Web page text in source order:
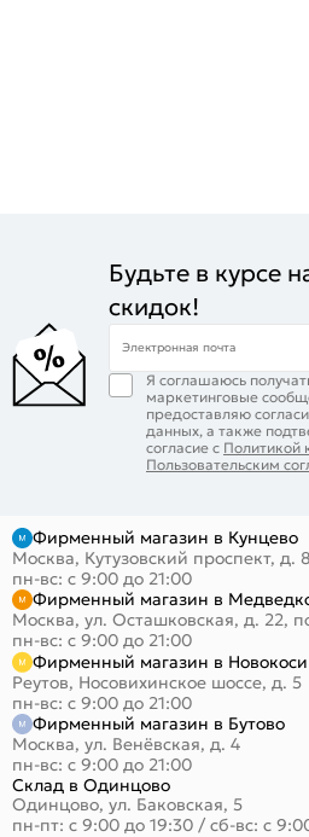
Будьте в курсе
скидок!
Электронная почта
Я соглашаюсь
маркетинговые
предоставляю
данных, а также
согласие с Политикой
Пользовательским
Фирменный магазин в Кунцево
Москва, Кутузовский проспект, д.
пн-вс: с 9:00 до 21:00
Фирменный магазин в
Москва, ул. Осташковская, д. 22,
пн-вс: с 9:00 до 21:00
Фирменный магазин в
Реутов, Носовихинское шоссе, д. 5
пн-вс: с 9:00 до 21:00
Фирменный магазин в Бутово
Москва, ул. Венёвская, д. 4
пн-вс: с 9:00 до 21:00
Склад в Одинцово
Одинцово, ул. Баковская, 5
пн-пт: с 9:00 до 19:30 / сб-вс: с